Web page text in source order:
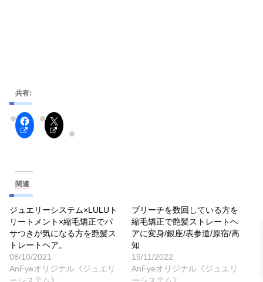
共有:
関連
ジュエリーシステム×LULUト
リートメント×縮毛矯正でパ
サつきが気になる方を艶髪ス
トレートヘア。
08/10/2021
AnFyeオリジナル《ジュエリ
ブリーチを数回している方を
縮毛矯正で艶髪ストレートヘ
アに変身/銀座/表参道/原宿/高
知
19/11/2022
AnFyeオリジナル《ジュエリ